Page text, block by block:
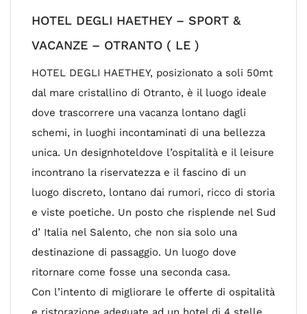
HOTEL DEGLI HAETHEY – SPORT &
VACANZE – OTRANTO ( LE )
HOTEL DEGLI HAETHEY, posizionato a soli 50mt
dal mare cristallino di Otranto, è il luogo ideale
dove trascorrere una vacanza lontano dagli
schemi, in luoghi incontaminati di una bellezza
unica. Un designhoteldove l’ospitalità e il leisure
incontrano la riservatezza e il fascino di un
luogo discreto, lontano dai rumori, ricco di storia
e viste poetiche. Un posto che risplende nel Sud
d’ Italia nel Salento, che non sia solo una
destinazione di passaggio. Un luogo dove
ritornare come fosse una seconda casa.
Con l’intento di migliorare le offerte di ospitalità